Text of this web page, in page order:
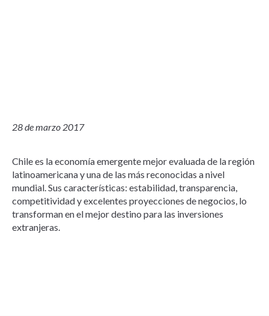
28 de marzo 2017
Chile es la economía emergente mejor evaluada de la región
latinoamericana y una de las más reconocidas a nivel
mundial. Sus características: estabilidad, transparencia,
competitividad y excelentes proyecciones de negocios, lo
transforman en el mejor destino para las inversiones
extranjeras.